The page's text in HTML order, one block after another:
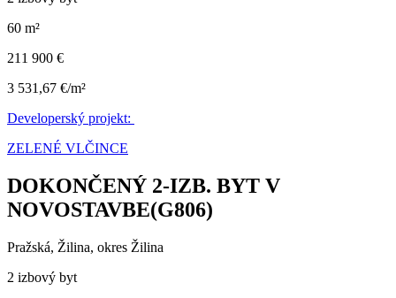
60 m²
211 900 €
3 531,67 €/m²
Developerský projekt:
ZELENÉ VLČINCE
DOKONČENÝ 2-IZB. BYT V
NOVOSTAVBE(G806)
Pražská, Žilina, okres Žilina
2 izbový byt